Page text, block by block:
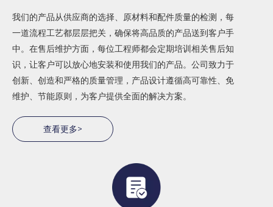
我们的产品从供应商的选择、原材料和配件质量的检测，每
一道流程工艺都层层把关，确保将高品质的产品送到客户手
中。在售后维护方面，每位工程师都会定期培训相关售后知
识，让客户可以放心地安装和使用我们的产品。公司致力于
创新、创造和严格的质量管理，产品设计遵循高可靠性、免
维护、节能原则，为客户提供全面的解决方案。
查看更多>